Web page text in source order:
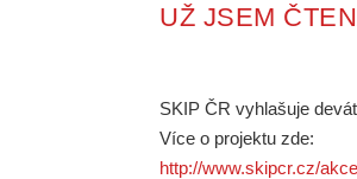
UŽ JSEM
SKIP ČR vyhlašuje
Více o projektu zde:
http://www.skipcr.cz/